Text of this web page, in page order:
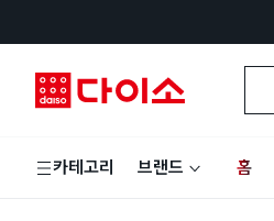
카테고리 브랜드 홈